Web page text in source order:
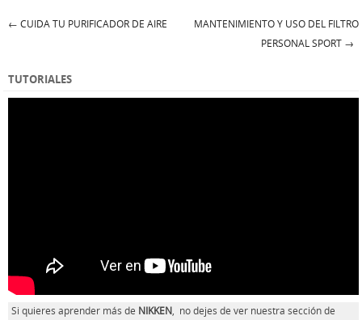
← CUIDA TU PURIFICADOR DE AIRE
MANTENIMIENTO Y USO DEL FILTRO
PERSONAL SPORT →
TUTORIALES
Si quieres aprender más de NIKKEN, no dejes de ver nuestra sección de